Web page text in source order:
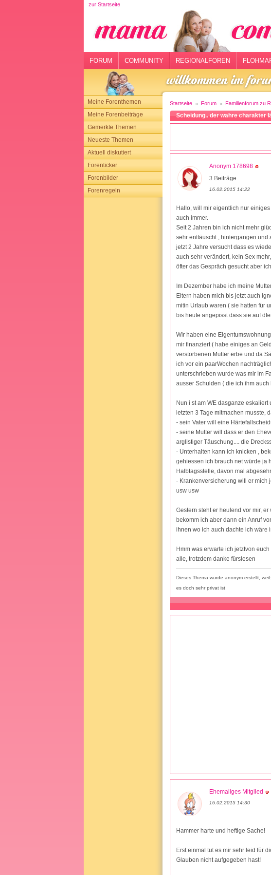
zur Startseite
FORUM COMMUNITY REGIONALFOREN
Meine Forenthemen
Meine Forenbeiträge
Gemerkte Themen
Neueste Themen
Aktuell diskutiert
Forenticker
Forenbilder
Forenregeln
Startseite Forum Familienforum zu
Scheidung.. der wahre charakter
Anonym 178698
3 Beiträge
16.02.2015 14:22
Hallo, will mir eigentlich nur
auch immer.
Seit 2 Jahren bin ich nicht mehr
sehr enttäuscht , hintergangen und
jetzt 2 Jahre versucht dass es
auch sehr verändert, kein Sex
öfter das Gespräch gesucht aber
Im Dezember habe ich meine
Eltern haben mich bis jetzt auch
mitin Urlaub waren ( sie hatten für
bis heute angepisst dass sie auf
Wir haben eine
mir finanziert ( habe einiges an
verstorbenen Mutter erbe und da
ich vor ein paarWochen
unterschrieben wurde was mir im
ausser Schulden ( die ich ihm auch
Nun i st am WE dasganze
letzten 3 Tage mitmachen musste,
- sein Vater will eine
- seine Mutter will dass er den
arglistiger Täuschung.... die
- Unterhalten kann ich knicken ,
gehiessen ich brauch net würde ja
Halbtagsstelle, davon mal
- Krankenversicherung will er mich
usw usw
Gestern steht er heulend vor mir,
bekomm ich aber dann ein Anruf
ihnen wo ich auch dachte ich wäre
Hmm was erwarte ich jetztvon
alle, trotzdem danke fürslesen
Dieses Thema wurde anonym erstellt, weil:
es doch sehr privat ist
Ehemaliges Mitglied
16.02.2015 14:30
Hammer harte und heftige Sache!
Erst einmal tut es mir sehr leid für
Glauben nicht aufgegeben hast!